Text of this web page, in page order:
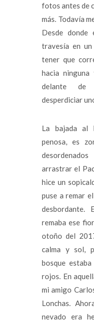
fotos antes de
más. Todavía
Desde donde
travesía en
tener que
hacia
delante de
desperdiciar
La bajada al
penosa, es
arrastrar el
hice un
puse a remar
desbordante.
remaba ese
otoño del
calma y sol,
bosque
rojos. En
mi amigo
Lonchas.
nevado era